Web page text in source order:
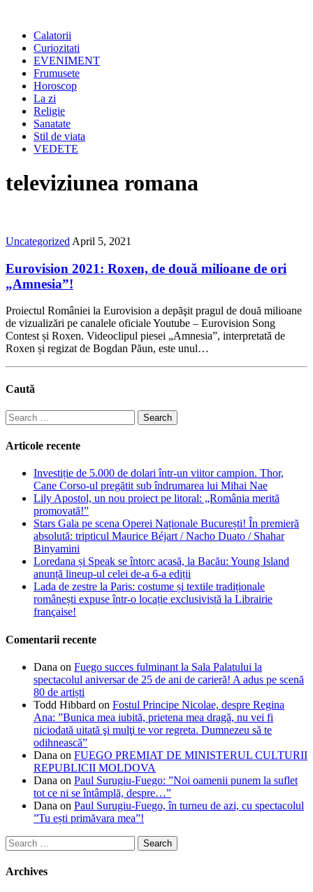
Calatorii
Curiozitati
EVENIMENT
Frumusete
Horoscop
La zi
Religie
Sanatate
Stil de viata
VEDETE
televiziunea romana
Uncategorized April 5, 2021
Eurovision 2021: Roxen, de două milioane de ori
„Amnesia”!
Proiectul României la Eurovision a depăşit pragul de două milioane
de vizualizări pe canalele oficiale Youtube – Eurovision Song
Contest și Roxen. Videoclipul piesei „Amnesia”, interpretată de
Roxen și regizat de Bogdan Păun, este unul…
Caută
Search
for:
Articole recente
Investiție de 5.000 de dolari într-un viitor campion. Thor,
Cane Corso-ul pregătit sub îndrumarea lui Mihai Nae
Lily Apostol, un nou proiect pe litoral: „România merită
promovată!”
Stars Gala pe scena Operei Naționale București! În premieră
absolută: tripticul Maurice Béjart / Nacho Duato / Shahar
Binyamini
Loredana și Speak se întorc acasă, la Bacău: Young Island
anunță lineup-ul celei de-a 6-a ediții
Lada de zestre la Paris: costume și textile tradiționale
românești expuse într-o locație exclusivistă la Librairie
française!
Comentarii recente
Dana on Fuego succes fulminant la Sala Palatului la
spectacolul aniversar de 25 de ani de carieră! A adus pe scenă
80 de artiști
Todd Hibbard on Fostul Principe Nicolae, despre Regina
Ana: ”Bunica mea iubită, prietena mea dragă, nu vei fi
niciodată uitată şi mulţi te vor regreta. Dumnezeu să te
odihnească”
Dana on FUEGO PREMIAT DE MINISTERUL CULTURII
REPUBLICII MOLDOVA
Dana on Paul Surugiu-Fuego: ”Noi oamenii punem la suflet
tot ce ni se întâmplă, despre…”
Dana on Paul Surugiu-Fuego, în turneu de azi, cu spectacolul
”Tu ești primăvara mea”!
Search
for:
Archives